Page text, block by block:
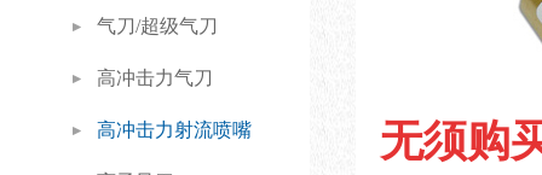
气刀/超级气刀
高冲击力气刀
高冲击力射流喷嘴
无须购